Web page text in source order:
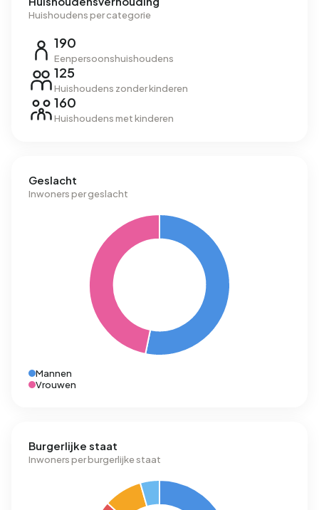
Huishoudens per categorie
190
Eenpersoonshuishoudens
125
Huishoudens zonder kinderen
160
Huishoudens met kinderen
Geslacht
Inwoners per geslacht
Mannen
Vrouwen
Burgerlijke staat
Inwoners per burgerlijke staat